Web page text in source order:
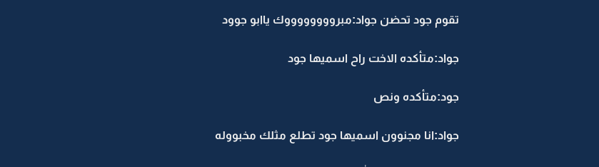
تقوم جود تحضن جواد:مبرووووووووك ياابو جوود
جواد:متأكده الاخت راح اسميها جود
جود:متأكده ونص
جواد:انا مجنوون اسميها جود تطلع مثلك مخبووله